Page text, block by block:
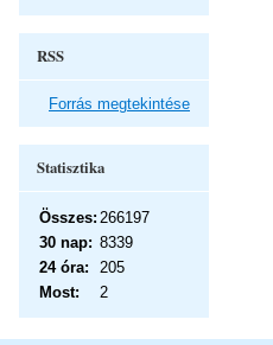
RSS
Forrás megtekintése
Statisztika
Most: 2
Összes: 266197
30 nap: 8339
24 óra:
205